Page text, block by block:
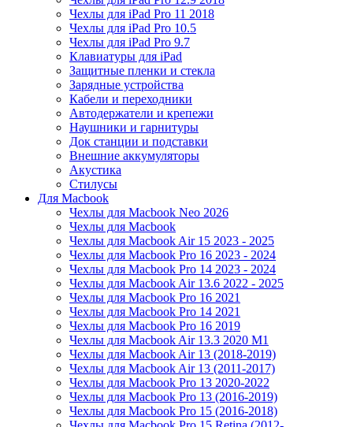
Чехлы для iPad Pro 11 2018
Чехлы для iPad Pro 10.5
Чехлы для iPad Pro 9.7
Клавиатуры для iPad
Защитные пленки и стекла
Зарядные устройства
Кабели и переходники
Автодержатели и крепежи
Наушники и гарнитуры
Док станции и подставки
Внешние аккумуляторы
Акустика
Стилусы
Для Macbook
Чехлы для Macbook Neo 2026
Чехлы для Macbook
Чехлы для Macbook Air 15 2023 - 2025
Чехлы для Macbook Pro 16 2023 - 2024
Чехлы для Macbook Pro 14 2023 - 2024
Чехлы для Macbook Air 13.6 2022 - 2025
Чехлы для Macbook Pro 16 2021
Чехлы для Macbook Pro 14 2021
Чехлы для Macbook Pro 16 2019
Чехлы для Macbook Air 13.3 2020 M1
Чехлы для Macbook Air 13 (2018-2019)
Чехлы для Macbook Air 13 (2011-2017)
Чехлы для Macbook Pro 13 2020-2022
Чехлы для Macbook Pro 13 (2016-2019)
Чехлы для Macbook Pro 15 (2016-2018)